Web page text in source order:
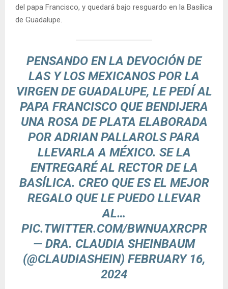
del papa Francisco, y quedará bajo resguardo en la Basílica
de Guadalupe.
PENSANDO EN LA DEVOCIÓN DE
LAS Y LOS MEXICANOS POR LA
VIRGEN DE GUADALUPE, LE PEDÍ AL
PAPA FRANCISCO QUE BENDIJERA
UNA ROSA DE PLATA ELABORADA
POR ADRIAN PALLAROLS PARA
LLEVARLA A MÉXICO. SE LA
ENTREGARÉ AL RECTOR DE LA
BASÍLICA. CREO QUE ES EL MEJOR
REGALO QUE LE PUEDO LLEVAR
AL…
PIC.TWITTER.COM/BWNUAXRCPR
— DRA. CLAUDIA SHEINBAUM
(@CLAUDIASHEIN) FEBRUARY 16,
2024